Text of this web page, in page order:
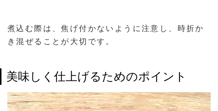
煮込む際は、焦げ付かないように注意し、時折か
き混ぜることが大切です。
美味しく仕上げるためのポイント